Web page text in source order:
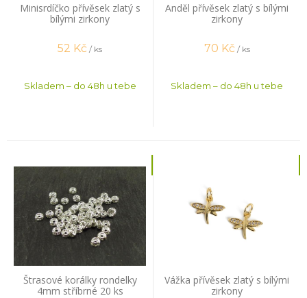
Minisrdíčko přívěsek zlatý s
bílými zirkony
52 Kč / ks
Skladem – do 48h u tebe
Anděl přívěsek zlatý s bílými
zirkony
70 Kč / ks
Skladem – do 48h u tebe
Štrasové korálky rondelky
4mm stříbrné 20 ks
Vážka přívěsek zlatý s bílými
zirkony